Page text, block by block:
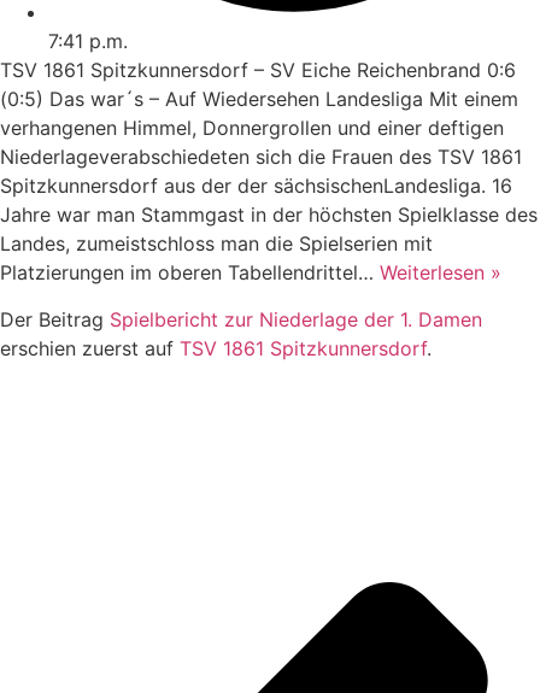
7:41 p.m.
TSV 1861 Spitzkunnersdorf – SV Eiche Reichenbrand 0:6
(0:5) Das war´s – Auf Wiedersehen Landesliga Mit einem
verhangenen Himmel, Donnergrollen und einer deftigen
Niederlageverabschiedeten sich die Frauen des TSV 1861
Spitzkunnersdorf aus der der sächsischenLandesliga. 16
Jahre war man Stammgast in der höchsten Spielklasse des
Landes, zumeistschloss man die Spielserien mit
Platzierungen im oberen Tabellendrittel… Weiterlesen »
Der Beitrag Spielbericht zur Niederlage der 1. Damen
erschien zuerst auf TSV 1861 Spitzkunnersdorf.